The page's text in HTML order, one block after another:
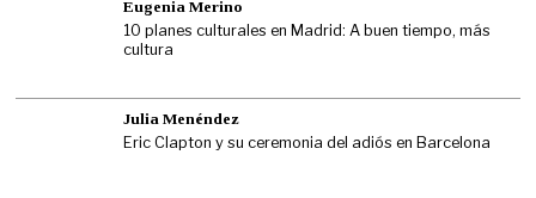
Eugenia Merino
10 planes culturales en Madrid: A buen tiempo, más
cultura
Julia Menéndez
Eric Clapton y su ceremonia del adiós en Barcelona